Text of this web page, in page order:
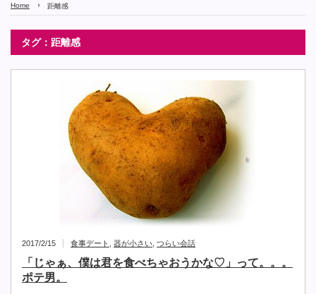
Home 距離感
タグ：距離感
2017/2/15 食事デート 器が小さい つらい会話
「じゃぁ、僕は君を食べちゃおうかな♡」って。。。
ポテ男。